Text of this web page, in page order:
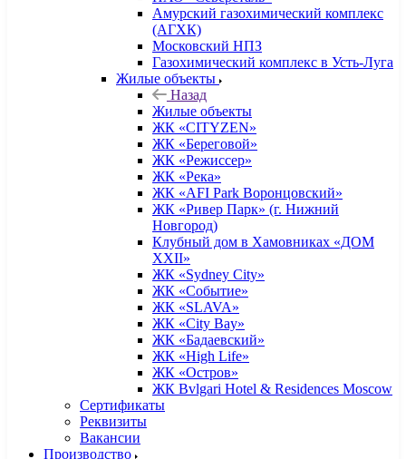
Амурский газохимический комплекс
(АГХК)
Московский НПЗ
Газохимический комплекс в Усть-Луга
Жилые объекты
Назад
Жилые объекты
ЖК «CITYZEN»
ЖК «Береговой»
ЖК «Режиссер»
ЖК «Река»
ЖК «AFI Park Воронцовский»
ЖК «Ривер Парк» (г. Нижний
Новгород)
Клубный дом в Хамовниках «ДОМ
XXII»
ЖК «Sydney City»
ЖК «Событие»
ЖК «SLAVA»
ЖК «City Bay»
ЖК «Бадаевский»
ЖК «High Life»
ЖК «Остров»
ЖК Bvlgari Hotel & Residences Moscow
Сертификаты
Реквизиты
Вакансии
Производство